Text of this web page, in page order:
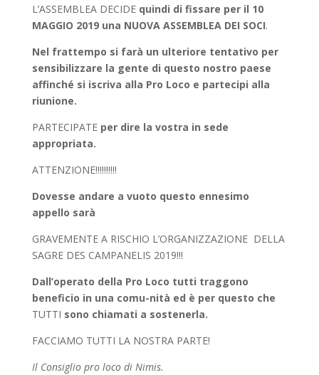
L’ASSEMBLEA DECIDEquindi di fissare per il 10
MAGGIO 2019 una NUOVA ASSEMBLEA DEI SOCI.
Nel frattempo si farà un ulteriore tentativo per
sensibilizzare la gente di questo nostro paese
affinché si iscriva alla Pro Loco e partecipi alla
riunione.
PARTECIPATE per dire la vostra in sede
appropriata.
ATTENZIONE!!!!!!!!!!
Dovesse andare a vuoto questo ennesimo
appello sarà
GRAVEMENTE A RISCHIO L’ORGANIZZAZIONE DELLA
SAGRE DES CAMPANELIS 2019!!!
Dall’operato della Pro Loco tutti traggono
beneficio in una comu-nità ed è per questo che
TUTTI sono chiamati a sostenerla.
FACCIAMO TUTTI LA NOSTRA PARTE!
Il Consiglio pro loco di Nimis.